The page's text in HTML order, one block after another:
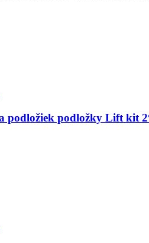
podložiek podložky Lift kit